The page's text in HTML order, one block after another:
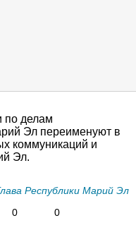
по делам
Эл переименуют в
коммуникаций и
Эл.
Республики Марий Эл
0
0